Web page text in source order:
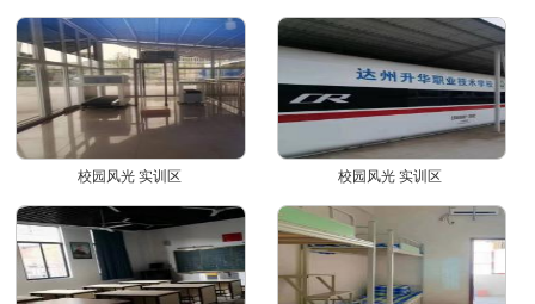
校园风光 实训区 校园风光 实训区